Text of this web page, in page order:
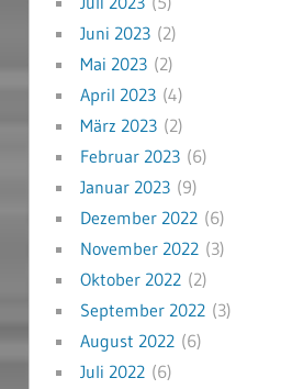
Juni 2023(2)
Mai 2023(2)
April 2023(4)
März 2023(2)
Februar 2023(6)
Januar 2023(9)
Dezember 2022(6)
November 2022(3)
Oktober 2022(2)
September 2022(3)
August 2022(6)
Juli 2022(6)